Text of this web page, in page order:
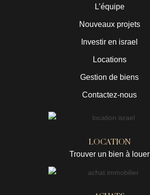
L’équipe
Nouveaux projets
Investir en israel
Locations
Gestion de biens
Contactez-nous
LOCATION
Trouver un bien à louer